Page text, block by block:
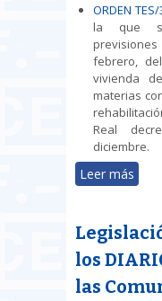
ORDEN
la que
previsiones
febrero,
vivienda
materias
Real
diciembre.
Leer más
los
las